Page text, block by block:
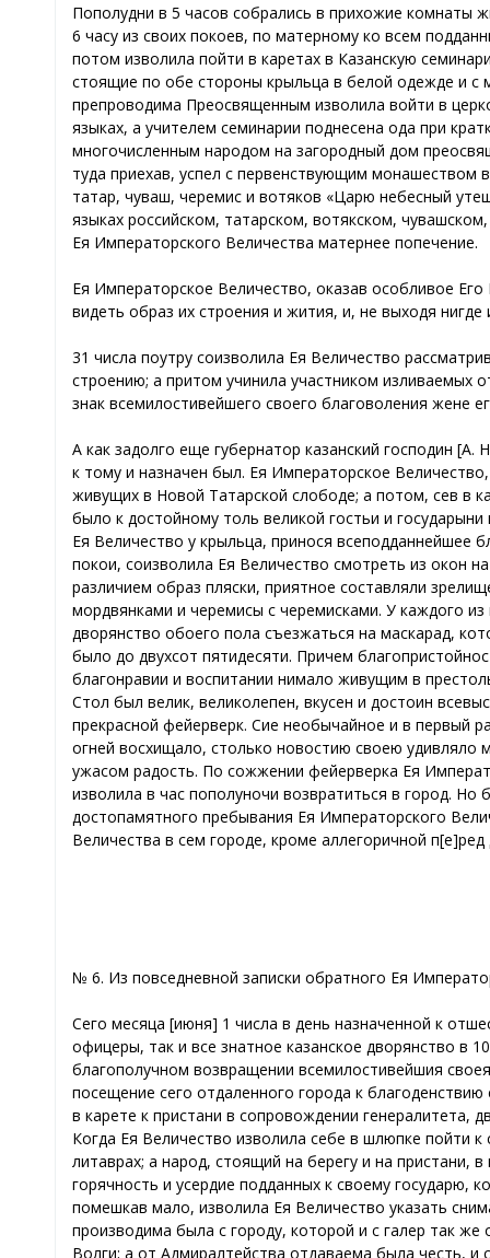
Пополудни в 5 часов собрались в прихожие комнаты
6 часу из своих покоев, по матерному ко всем
потом изволила пойти в каретах в Казанскую
стоящие по обе стороны крыльца в белой одежде и с
препроводима Преосвященным изволила войти в
языках, а учителем семинарии поднесена ода при
многочисленным народом на загородный дом
туда приехав, успел с первенствующим
татар, чуваш, черемис и вотяков «Царю небесный
языках российском, татарском, вотякском,
Ея Императорского Величества матернее попечение.
Ея Императорское Величество, оказав особливое
видеть образ их строения и жития, и, не выходя
31 числа поутру соизволила Ея Величество
строению; а притом учинила участником изливаемых
знак всемилостивейшего своего благоволения жене
А как задолго еще губернатор казанский господин
к тому и назначен был. Ея Императорское
живущих в Новой Татарской слободе; а потом, сев в
было к достойному толь великой гостьи и
Ея Величество у крыльца, принося всеподданнейшее
покои, соизволила Ея Величество смотреть из окон
различием образ пляски, приятное составляли
мордвянками и черемисы с черемисками. У каждого
дворянство обоего пола съезжаться на маскарад,
было до двухсот пятидесяти. Причем
благонравии и воспитании нимало живущим в
Стол был велик, великолепен, вкусен и достоин
прекрасной фейерверк. Сие необычайное и в первый
огней восхищало, столько новостию своею удивляло
ужасом радость. По сожжении фейерверка Ея
изволила в час пополуночи возвратиться в город.
достопамятного пребывания Ея Императорского
Величества в сем городе, кроме аллегоричной
№ 6. Из повседневной записки обратного Ея
Сего месяца [июня] 1 числа в день назначенной к
офицеры, так и все знатное казанское дворянство в
благополучном возвращении всемилостивейшия
посещение сего отдаленного города к
в карете к пристани в сопровождении генералитета,
Когда Ея Величество изволила себе в шлюпке пойти
литаврах; а народ, стоящий на берегу и на
горячность и усердие подданных к своему государю,
помешкав мало, изволила Ея Величество указать
производима была с городу, которой и с галер так
Волги; а от Адмиралтейства отдаваема была честь,